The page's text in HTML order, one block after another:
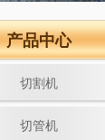
产品中心
切割机
切管机